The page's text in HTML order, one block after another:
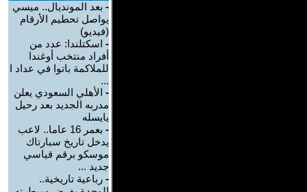
- بعد المونديال.. ميسي
يواصل تحطيم الأرقام
(فيديو)
- اسكتلندا: عدد من
أفراد منتخب أوغندا
للملاكمة باتوا في عداد ا
...
- الأهلي السعودي يعلن
مدربه الجديد بعد رحيل
يايسله
-
بعمر 16 عاما.. لاعب
يدخل تاريخ سبارتاك
موسكو برقم قياسي
جديد ...
- رباعية تاريخية..